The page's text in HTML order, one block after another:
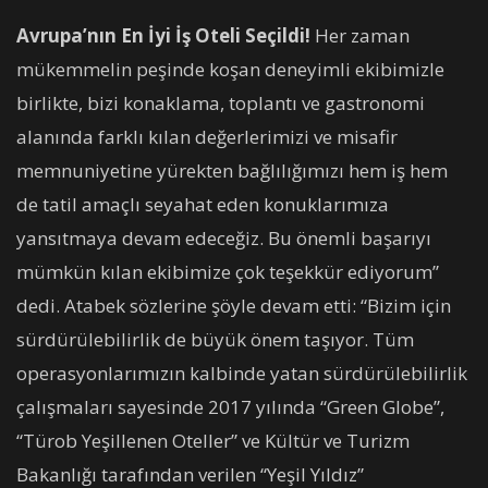
Avrupa’nın En İyi İş Oteli Seçildi! Her zaman
mükemmelin peşinde koşan deneyimli ekibimizle
birlikte, bizi konaklama, toplantı ve gastronomi
alanında farklı kılan değerlerimizi ve misafir
memnuniyetine yürekten bağlılığımızı hem iş hem
de tatil amaçlı seyahat eden konuklarımıza
yansıtmaya devam edeceğiz. Bu önemli başarıyı
mümkün kılan ekibimize çok teşekkür ediyorum”
dedi. Atabek sözlerine şöyle devam etti: “Bizim için
sürdürülebilirlik de büyük önem taşıyor. Tüm
operasyonlarımızın kalbinde yatan sürdürülebilirlik
çalışmaları sayesinde 2017 yılında “Green Globe”,
“Türob Yeşillenen Oteller” ve Kültür ve Turizm
Bakanlığı tarafından verilen “Yeşil Yıldız”